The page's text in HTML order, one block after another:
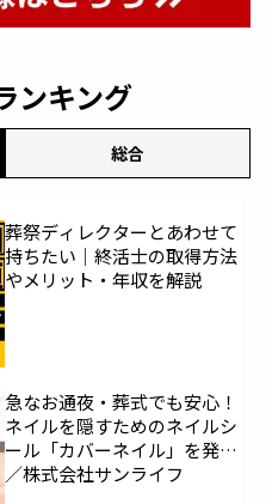
ンキング
総合
葬祭ディレクターとあわせて
持ちたい｜終活士の取得方法
やメリット・年収を解説
急なお通夜・葬式でも安心！
ネイルを隠すためのネイルシ
ール「カバーネイル」を発売
／株式会社サンライフ